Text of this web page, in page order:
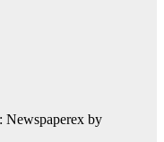
Newspaperex by